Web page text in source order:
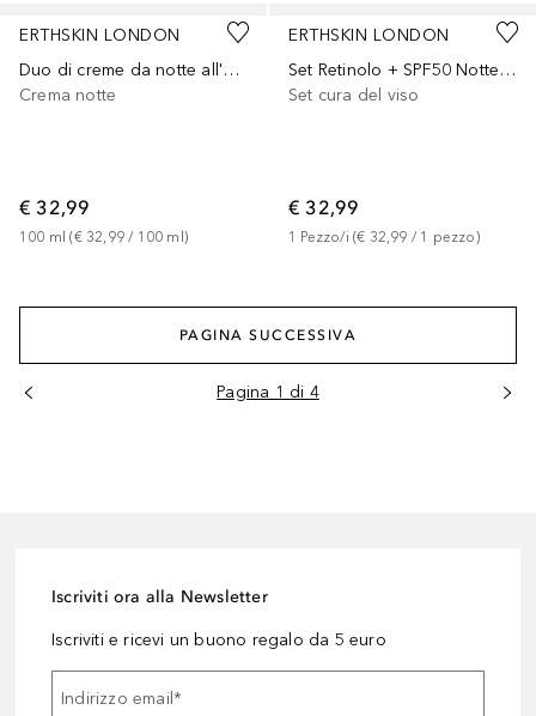
ERTHSKIN LONDON
Duo di creme da notte all'oro 24K
Crema notte
€ 32,99
100 ml (€ 32,99 / 100 ml)
ERTHSKIN LONDON
Set Retinolo + SPF50 Notte e Giorno
Set cura del viso
€ 32,99
1 Pezzo/i (€ 32,99 / 1 pezzo)
PAGINA SUCCESSIVA
Pagina 1 di 4
Iscriviti ora alla Newsletter
Iscriviti e ricevi un buono regalo da 5 euro
Indirizzo email *